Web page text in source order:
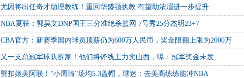
尤因将出任奇才助理教练！重回华盛顿执教 有望助浓眉进一步提升
NBA夏联：郭昊文DNP国王三分准绝杀篮网 7号秀25分杰明23+7
CBA官方：新赛季国内球员顶薪仍为600万人民币，奖金限额上限为2000万
又一支总冠军球队拆家！他们将锋线主力卖山西，曝：冠军奖金未发
劈扣媲美阿联！“小周琦”场均5.3盖帽，球迷：去美高练练能冲NBA